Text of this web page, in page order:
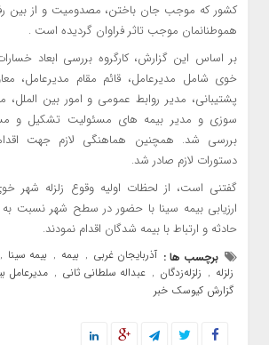
کشور که موجب جان باختن، مصدومیت و از بین
هموطنانمان موجب تاثر فراوان گردیده است .
بر اساس این گزارش، کارگروه بررسی ابعاد
خوی شامل مدیرعامل، قائم مقام مدیرعامل،
پشتیبانی، مدیر روابط عمومی و امور بین
سوزی و مدیر بیمه های مسئولیت تشکیل و
بررسی شد. همچنین هماهنگی لازم جهت
دستورات لازم صادر شد.
گفتنی است، از لحظات اولیه وقوع زلزله شهر
ارزیابی بیمه سینا با حضور در سطح شهر نسبت به
حادثه و ارتباط با بیمه شدگان اقدام نمودند.
برچسب ها : آذربایجان غربی , بیمه , بیمه سینا ,
زلزله , زلزله‌زدگان , عبداله سلطانی ثانی , مدیرعامل
گزارش کیوسک خبر